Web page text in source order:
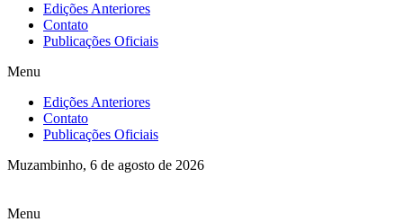
Edições Anteriores
Contato
Publicações Oficiais
Menu
Edições Anteriores
Contato
Publicações Oficiais
Muzambinho, 6 de agosto de 2026
Menu